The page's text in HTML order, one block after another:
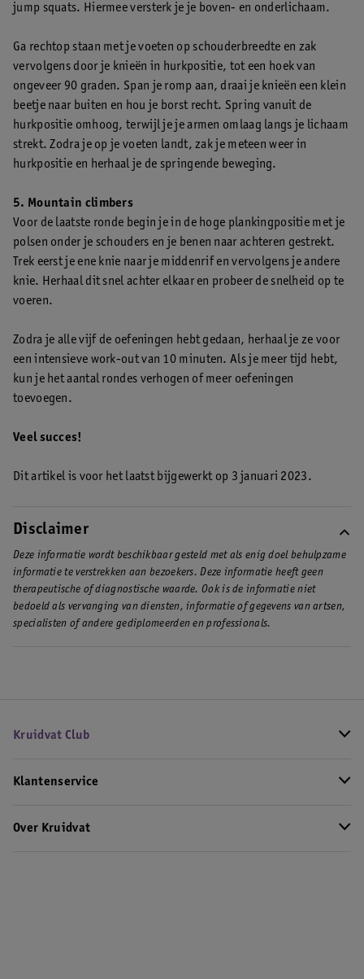
jump squats. Hiermee versterk je je boven- en onderlichaam.
Ga rechtop staan met je voeten op schouderbreedte en zak
vervolgens door je knieën in hurkpositie, tot een hoek van
ongeveer 90 graden. Span je romp aan, draai je knieën een klein
beetje naar buiten en hou je borst recht. Spring vanuit de
hurkpositie omhoog, terwijl je je armen omlaag langs je lichaam
strekt. Zodra je op je voeten landt, zak je meteen weer in
hurkpositie en herhaal je de springende beweging.
5. Mountain climbers
Voor de laatste ronde begin je in de hoge plankingpositie met je
polsen onder je schouders en je benen naar achteren gestrekt.
Trek eerst je ene knie naar je middenrif en vervolgens je andere
knie. Herhaal dit snel achter elkaar en probeer de snelheid op te
voeren.
Zodra je alle vijf de oefeningen hebt gedaan, herhaal je ze voor
een intensieve work-out van 10 minuten. Als je meer tijd hebt,
kun je het aantal rondes verhogen of meer oefeningen
toevoegen.
Veel succes!
Dit artikel is voor het laatst bijgewerkt op 3 januari 2023.
Disclaimer
Deze informatie wordt beschikbaar gesteld met als enig doel behulpzame
informatie te verstrekken aan bezoekers. Deze informatie heeft geen
therapeutische of diagnostische waarde. Ook is de informatie niet
bedoeld als vervanging van diensten, informatie of gegevens van artsen,
specialisten of andere gediplomeerden en professionals.
Kruidvat Club
Klantenservice
Over Kruidvat